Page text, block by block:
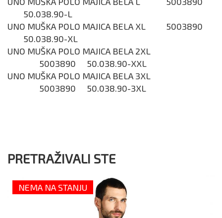
50.038.90-L
UNO MUŠKA POLO MAJICA BELA XL
5003890
50.038.90-XL
UNO MUŠKA POLO MAJICA BELA 2XL
5003890
50.038.90-XXL
UNO MUŠKA POLO MAJICA BELA 3XL
5003890
50.038.90-3XL
PRETRAŽIVALI STE
NEMA NA STANJU